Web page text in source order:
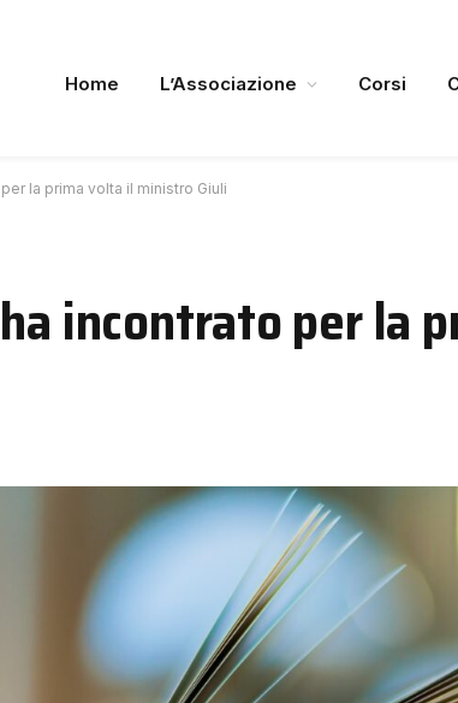
Home L’Associazione Corsi
la prima volta il ministro Giuli
incontrato per la